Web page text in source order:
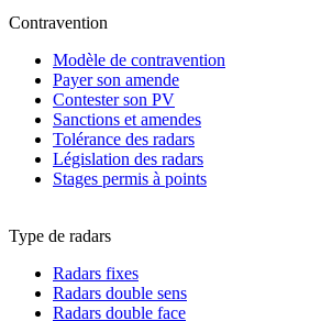
Contravention
Modèle de contravention
Payer son amende
Contester son PV
Sanctions et amendes
Tolérance des radars
Législation des radars
Stages permis à points
Type de radars
Radars fixes
Radars double sens
Radars double face